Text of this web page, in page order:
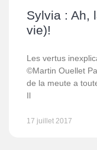
Sylvia : Ah,
vie)!
Les vertus
©Martin Ouellet
de la meute a
Il
17 juillet 2017